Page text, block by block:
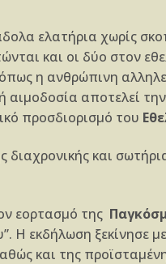
ελατήρια χωρίς
και οι δύο στον
όπως η ανθρώπινη
αιμοδοσία αποτελεί
προσδιορισμό του
και
εορτασμό της
εκδήλωση ξεκίνησε
και της